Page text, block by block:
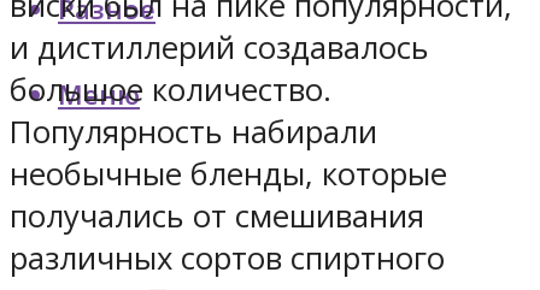
Разное
Меню
и дистиллерий создавалось
большое количество.
Популярность набирали
необычные бленды, которые
получались от смешивания
различных сортов спиртного